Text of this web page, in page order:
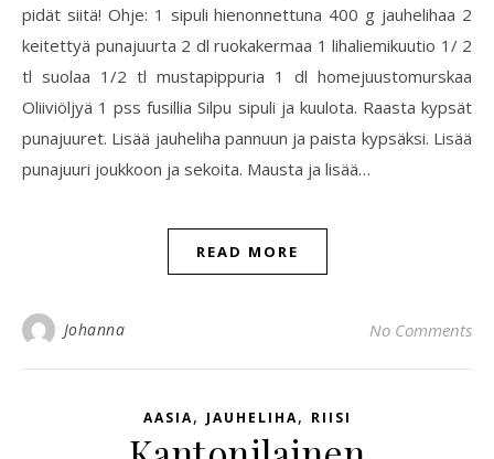
pidät siitä! Ohje: 1 sipuli hienonnettuna 400 g jauhelihaa 2
keitettyä punajuurta 2 dl ruokakermaa 1 lihaliemikuutio 1/ 2
tl suolaa 1/2 tl mustapippuria 1 dl homejuustomurskaa
Oliiviöljyä 1 pss fusillia Silpu sipuli ja kuulota. Raasta kypsät
punajuuret. Lisää jauheliha pannuun ja paista kypsäksi. Lisää
punajuuri joukkoon ja sekoita. Mausta ja lisää…
READ MORE
Johanna No Comments
AASIA, JAUHELIHA, RIISI